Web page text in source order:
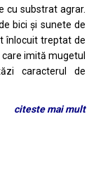
cu substrat agrar.
bici și sunete de
înlocuit treptat de
imită mugetul
caracterul de
citeste mai mult